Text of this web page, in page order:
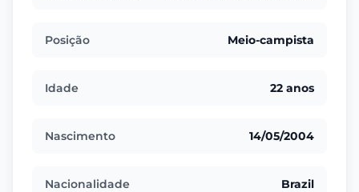
Posição Meio-campista
Idade 22 anos
Nascimento 14/05/2004
Nacionalidade Brazil